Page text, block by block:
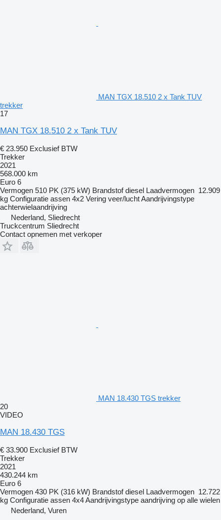
MAN TGX 18.510 2 x Tank TUV
trekker
17
MAN TGX 18.510 2 x Tank TUV
€ 23.950 Exclusief BTW
Trekker
2021
568.000 km
Euro 6
Vermogen 510 PK (375 kW) Brandstof diesel Laadvermogen 12.909
kg Configuratie assen 4x2 Vering veer/luchtAandrijvingstype
achterwielaandrijving
Nederland, Sliedrecht
Truckcentrum Sliedrecht
Contact opnemen met verkoper
MAN 18.430 TGS trekker
20
VIDEO
MAN 18.430 TGS
€ 33.900 Exclusief BTW
Trekker
2021
430.244 km
Euro 6
Vermogen 430 PK (316 kW) Brandstof diesel Laadvermogen 12.722
kg Configuratie assen 4x4Aandrijvingstype aandrijving op alle wielen
Nederland, Vuren